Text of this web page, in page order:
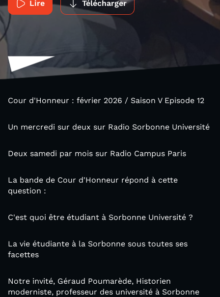
Lire Télécharger
Cour d'Honneur : février 2026 / Saison V Episode 12
Un mercredi sur deux sur Radio Sorbonne Université
Deux samedi par mois sur Radio Campus Paris
La bande de Cour d'Honneur répond à cette
question :
C'est quoi être étudiant à Sorbonne Université ?
La vie étudiante à la Sorbonne sous toutes ses
facettes
Notre invité, Géraud Poumarède, Historien
moderniste, professeur des université à Sorbonne